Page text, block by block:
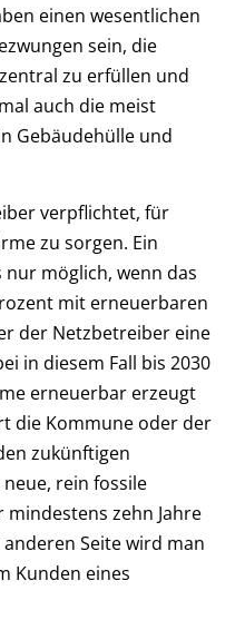
einen wesentlichen
sein, die
zu erfüllen und
auch die meist
Gebäudehülle und
verpflichtet, für
zu sorgen. Ein
möglich, wenn das
mit erneuerbaren
der Netzbetreiber eine
in diesem Fall bis 2030
erneuerbar erzeugt
die Kommune oder der
zukünftigen
rein fossile
zehn Jahre
Seite wird man
Kunden eines